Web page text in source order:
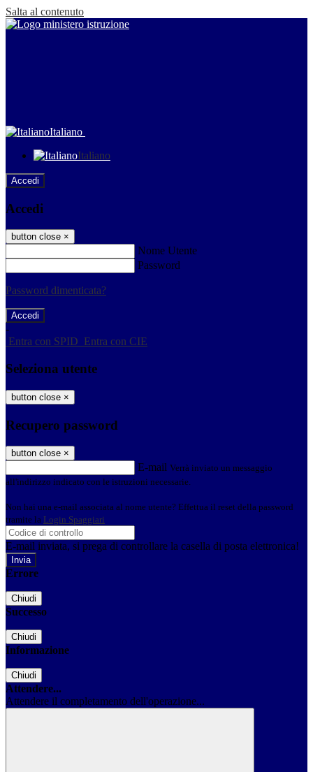
Salta al contenuto
Italiano
Italiano
Accedi
Accedi
button close ×
Nome Utente
Password
Password dimenticata?
-
Entra con SPID Entra con CIE
Seleziona utente
button close ×
Recupero password
button close ×
E-mail Verrà inviato un messaggio
all'indirizzo indicato con le istruzioni necessarie.
Non hai una e-mail associata al nome utente? Effettua il reset della password
tramite la Login Spaggiari
E-mail inviata, si prega di controllare la casella di posta elettronica!
Errore
Chiudi
Successo
Chiudi
Informazione
Chiudi
Attendere...
Attendere il completamento dell'operazione...